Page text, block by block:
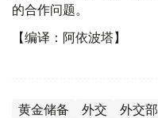
的合作问题。
【编译：阿依波塔】
黄金储备 外交 外交部